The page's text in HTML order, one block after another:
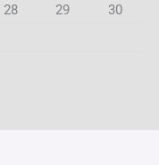
28 29
30